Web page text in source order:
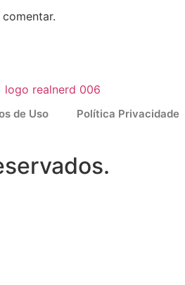
de Uso Política Privacidade